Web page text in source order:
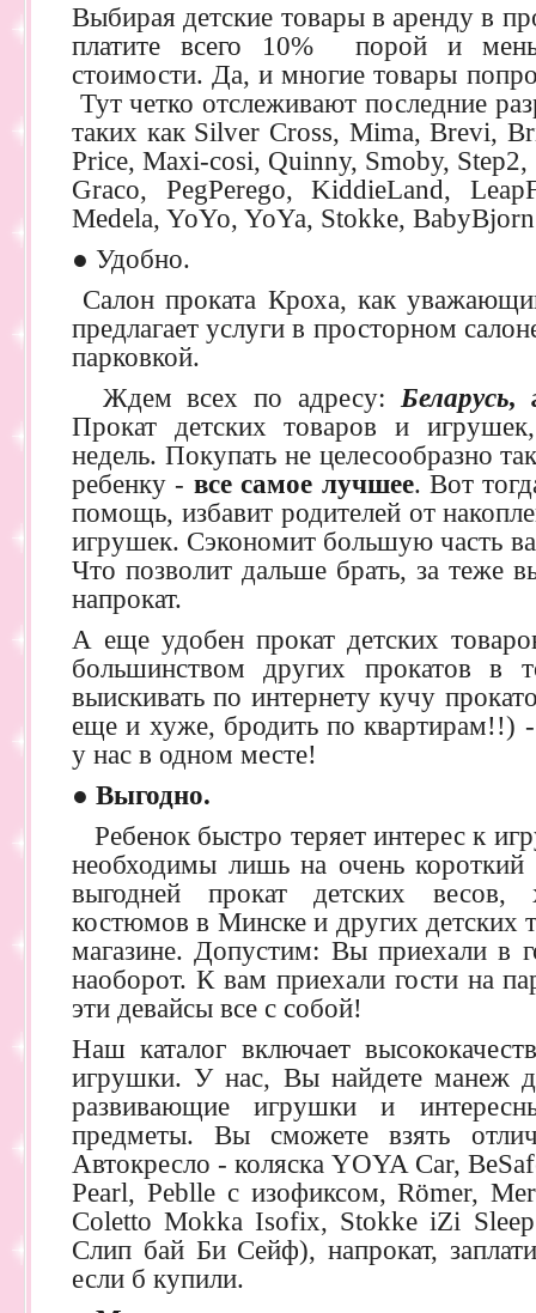
Выбирая детские товары в аренду в
платите всего 10% порой и
стоимости. Да, и многие товары
Тут четко отслеживают последние
таких как Silver Cross, Mima, Brevi,
Price, Maxi-cosi, Quinny, Smoby,
Graco, PegPerego, KiddieLand,
Medela, YoYo, YoYa, Stokke,
● Удобно.
Салон проката Кроха, как
предлагает услуги в просторном
парковкой.
Ждем всех по адресу:
Прокат детских товаров и
недель. Покупать не целесообразно
ребенку - все самое лучшее. Вот
помощь, избавит родителей от
игрушек. Сэкономит большую часть
Что позволит дальше брать, за теже
напрокат.
А еще удобен прокат детских
большинством других прокатов
выискивать по интернету кучу
еще и хуже, бродить по квартирам!!)
у нас в одном месте!
● Выгодно.
Ребенок быстро теряет интерес к
необходимы лишь на очень короткий
выгодней прокат детских весов,
костюмов в Минске и других детских
магазине. Допустим: Вы приехали в
наоборот. К вам приехали гости на
эти девайсы все с собой!
Наш каталог включает
игрушки. У нас, Вы найдете манеж
развивающие игрушки и
предметы. Вы сможете взять
Автокресло - коляска YOYA Car,
Pearl, Peblle с изофиксом, Römer,
Coletto Mokka Isofix, Stokke iZi
Слип бай Би Сейф), напрокат,
если б купили.